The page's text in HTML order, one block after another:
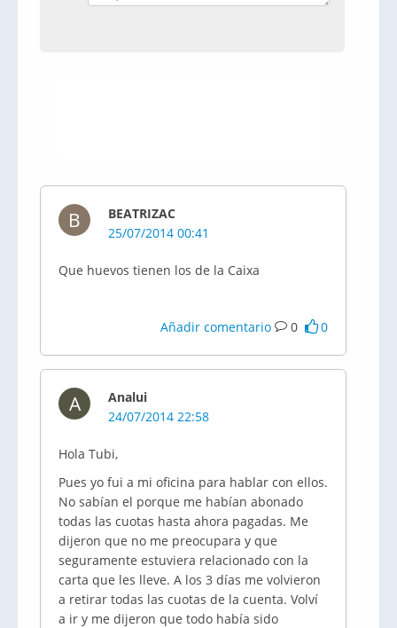
B
BEATRIZAC
25/07/2014 00:41
Que huevos tienen los de la Caixa
Añadir comentario 0 0
A
Analui
24/07/2014 22:58
Hola Tubi,
Pues yo fui a mi oficina para hablar con ellos.
No sabían el porque me habían abonado
todas las cuotas hasta ahora pagadas. Me
dijeron que no me preocupara y que
seguramente estuviera relacionado con la
carta que les lleve. A los 3 días me volvieron
a retirar todas las cuotas de la cuenta. Volví
a ir y me dijeron que todo había sido